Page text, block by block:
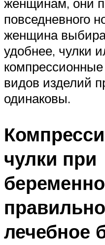
повседневного
женщина
удобнее, чулки
видов изделий
одинаковы.
чулки при
лечебное